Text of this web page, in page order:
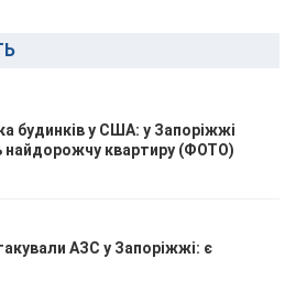
будинків у США: у Запоріжжі
найдорожчу квартиру (ФОТО)
АЗС у Запоріжжі: є